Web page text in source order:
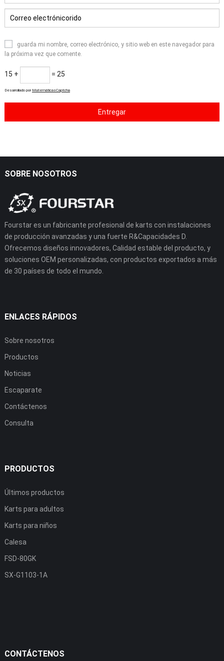
guarda mi nombre, correo electrónico, y sitio web en este navegador para
la próxima vez que comente.
15 + = 25
Desarrollado por MatemáticasCaptcha
SOBRE NOSOTROS
Fourstar es un fabricante profesional de karts con instalaciones
de producción avanzadas y una fuerte R&Capacidades D.
Ofrecemos diseños innovadores, Calidad estable del producto, y
soluciones OEM personalizadas, con productos exportados a más
de 30 países de todo el mundo.
ENLACES RÁPIDOS
Sobre nosotros
Productos
Noticias
Escaparate
Contáctenos
Consulta
PRODUCTOS
Últimos productos
Karts para adultos
Karts para niños
Calesa
FSD-80GK
SX-G1103-1A
CONTÁCTENOS